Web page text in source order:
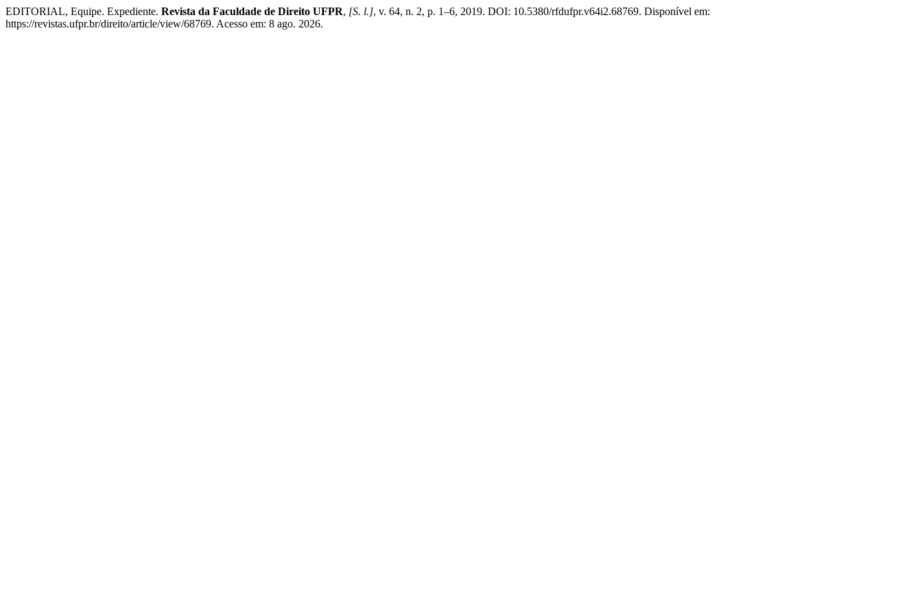
EDITORIAL, Equipe. Expediente. Revista da Faculdade de Direito UFPR, [S. l.], v. 64, n. 2, p. 1–6, 2019. DOI: 10.5380/rfdufpr.v64i2.68769. Disponível em:
https://revistas.ufpr.br/direito/article/view/68769. Acesso em: 8 ago. 2026.